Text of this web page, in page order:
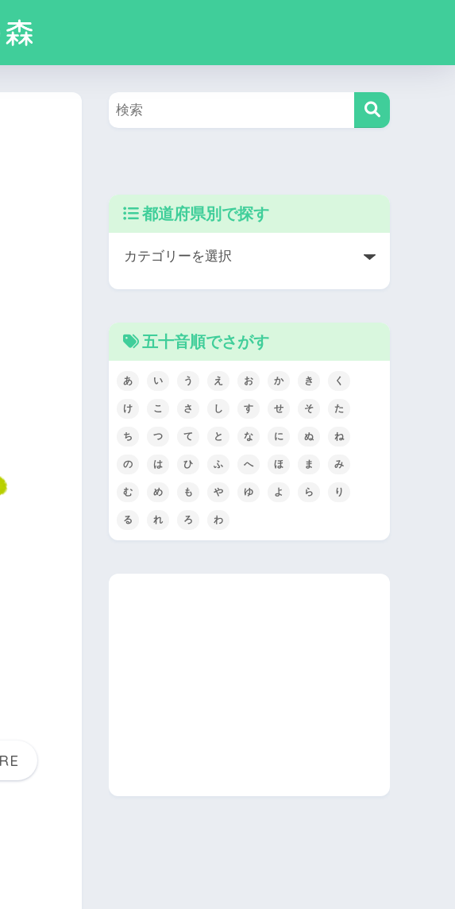
都道府県別で探す
五十音順でさがす
あ い う え お か き く
け こ さ し す せ そ た
ち つ て と な に ぬ ね
の は ひ ふ へ ほ ま み
む め も や ゆ よ ら り
る れ ろ わ